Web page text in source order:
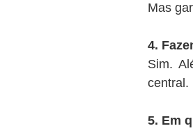
Mas
4.
Sim.
central.
5. Em